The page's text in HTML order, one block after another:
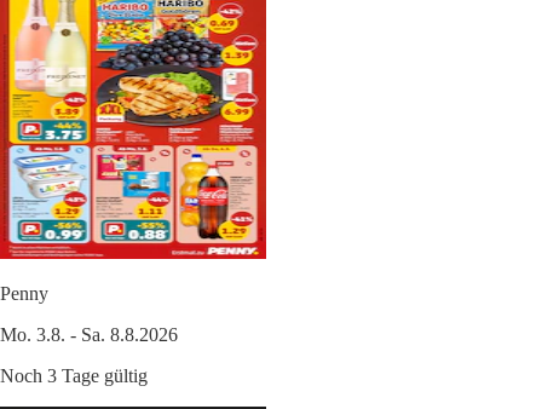
Penny
Mo. 3.8. - Sa. 8.8.2026
Noch 3 Tage gültig